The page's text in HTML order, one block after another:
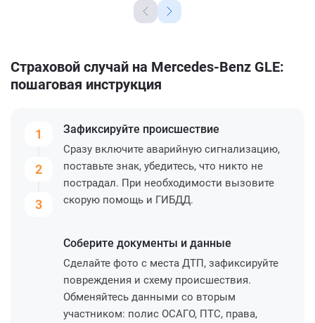
Страховой случай на Mercedes-Benz GLE:
пошаговая инструкция
1
2
3
Зафиксируйте происшествие
Сразу включите аварийную сигнализацию,
поставьте знак, убедитесь, что никто не
пострадал. При необходимости вызовите
скорую помощь и ГИБДД.
Соберите документы и данные
Сделайте фото с места ДТП, зафиксируйте
повреждения и схему происшествия.
Обменяйтесь данными со вторым
участником: полис ОСАГО, ПТС, права,